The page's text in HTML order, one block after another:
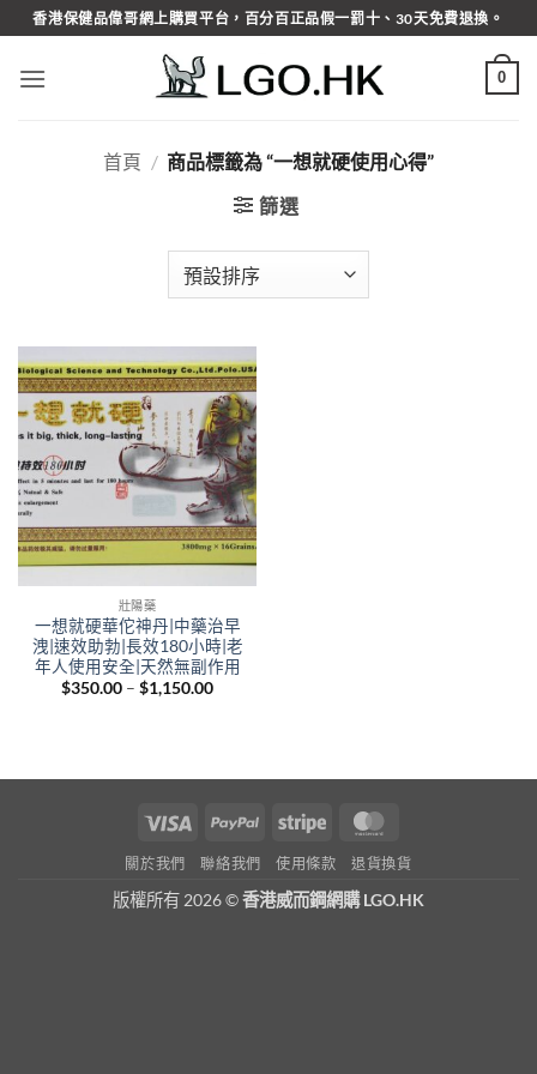
Skip
to
content
香港保健品偉哥網上購買平台，百分百正品假一罰十、30天免費退換。
0
首頁 / 商品標籤為 “一想就硬使用心得”
篩選
壯陽藥
一想就硬華佗神丹|中藥治早
洩|速效助勃|長效180小時|老
年人使用安全|天然無副作用
$350.00 – $1,150.00Price
Visa PayPal Stripe
關於我們 聯絡我們 使用條款 退貨換貨
版權所有 2026 ©香港威而鋼網購 LGO.HK